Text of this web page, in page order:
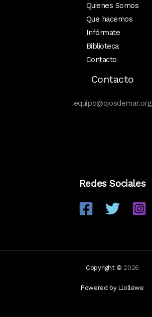
Quienes Somos
Que hacemos
Infórmate
Biblioteca
Contacto
Contacto
equipo@ojosdemar.org
Redes Sociales
Copyright © 2026
Powered by Llollewe